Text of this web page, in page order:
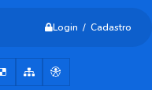
Login / Cadastro